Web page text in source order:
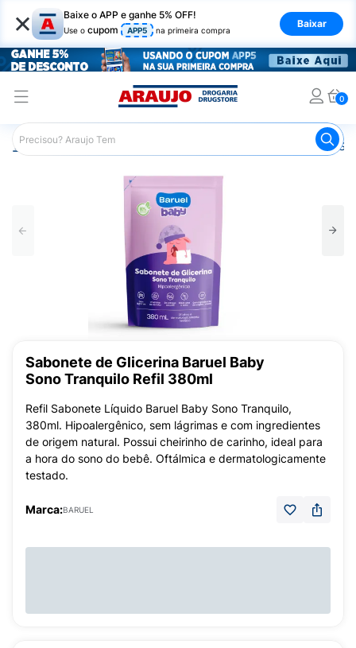
× Baixe o APP e ganhe 5% OFF!
Use o cupom APP5 na primeira compra
Baixar
0
Araujo Infantil Sabonete Infantil
Sabonete de Glicerina Baruel Baby
Sono Tranquilo Refil 380ml
Refil Sabonete Líquido Baruel Baby Sono Tranquilo,
380ml. Hipoalergênico, sem lágrimas e com ingredientes
de origem natural. Possui cheirinho de carinho, ideal para
a hora do sono do bebê. Oftálmica e dermatologicamente
testado.
Marca:BARUEL